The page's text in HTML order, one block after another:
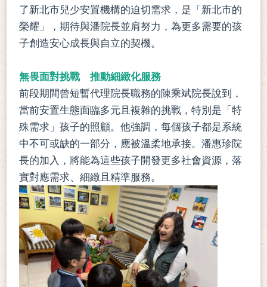
了新北市兒少安置機構的迫切需求，是「新北市的
榮耀」，期待與潘院長並肩努力，為更多需要的孩
子創造安心成長與自立的契機。
無畏面對挑戰 推動細緻化服務
前段期間曾短暫代理院長職務的陳乘斌院長說到，
當前安置生態面臨多元且複雜的挑戰，特別是「特
殊需求」孩子的照顧。他強調，每個孩子都是系統
中不可或缺的一部分，應被溫柔地承接。潘惠珍院
長的加入，將能為這些孩子開發更多社會資源，落
實對應需求、細緻且精準服務。